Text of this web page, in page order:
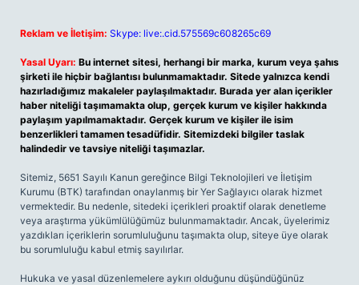
Reklam ve İletişim: Skype: live:.cid.575569c608265c69
Yasal Uyarı: Bu internet sitesi, herhangi bir marka, kurum veya şahıs
şirketi ile hiçbir bağlantısı bulunmamaktadır. Sitede yalnızca kendi
hazırladığımız makaleler paylaşılmaktadır. Burada yer alan içerikler
haber niteliği taşımamakta olup, gerçek kurum ve kişiler hakkında
paylaşım yapılmamaktadır. Gerçek kurum ve kişiler ile isim
benzerlikleri tamamen tesadüfidir. Sitemizdeki bilgiler taslak
halindedir ve tavsiye niteliği taşımazlar.
Sitemiz, 5651 Sayılı Kanun gereğince Bilgi Teknolojileri ve İletişim
Kurumu (BTK) tarafından onaylanmış bir Yer Sağlayıcı olarak hizmet
vermektedir. Bu nedenle, sitedeki içerikleri proaktif olarak denetleme
veya araştırma yükümlülüğümüz bulunmamaktadır. Ancak, üyelerimiz
yazdıkları içeriklerin sorumluluğunu taşımakta olup, siteye üye olarak
bu sorumluluğu kabul etmiş sayılırlar.
Hukuka ve yasal düzenlemelere aykırı olduğunu düşündüğünüz